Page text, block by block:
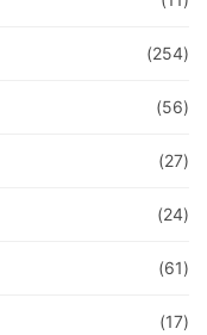
(254)
(56)
(27)
(24)
(61)
(17)